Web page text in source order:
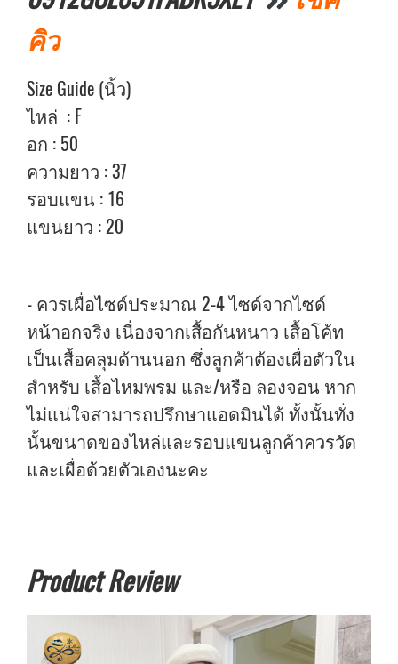
คิว
Size Guide (นิ้ว)
ไหล่ : F
อก : 50
ความยาว : 37
รอบแขน : 16
แขนยาว : 20
- ควรเผื่อไซด์ประมาณ 2-4 ไซด์จากไซด์
หน้าอกจริง เนื่องจากเสื้อกันหนาว เสื้อโค้ท
เป็นเสื้อคลุมด้านนอก ซึ่งลูกค้าต้องเผื่อตัวใน
สำหรับ เสื้อไหมพรม และ/หรือ ลองจอน หาก
ไม่แน่ใจสามารถปรึกษาแอดมินได้ ทั้งนั้นทั่ง
นั้นขนาดของไหล่และรอบแขนลูกค้าควรวัด
และเผื่อด้วยตัวเองนะคะ
Product Review